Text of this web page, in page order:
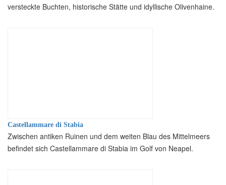
versteckte Buchten, historische Stätte und idyllische Olivenhaine.
Castellammare di Stabia
Zwischen antiken Ruinen und dem weiten Blau des Mittelmeers
befindet sich Castellammare di Stabia im Golf von Neapel.